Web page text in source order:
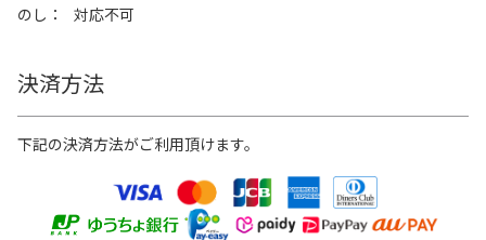
のし
対応不可
決済方法
下記の決済方法がご利用頂けます。